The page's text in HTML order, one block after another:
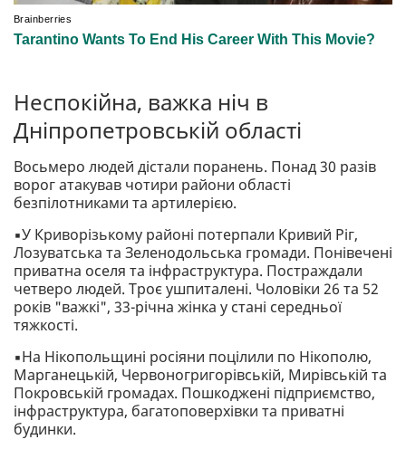
Неспокійна, важка ніч в
Дніпропетровській області
Восьмеро людей дістали поранень. Понад 30 разів
ворог атакував чотири райони області
безпілотниками та артилерією.
▪️У Криворізькому районі потерпали Кривий Ріг,
Лозуватська та Зеленодольська громади. Понівечені
приватна оселя та інфраструктура. Постраждали
четверо людей. Троє ушпиталені. Чоловіки 26 та 52
років "важкі", 33-річна жінка у стані середньої
тяжкості.
▪️На Нікопольщині росіяни поцілили по Нікополю,
Марганецькій, Червоногригорівській, Мирівській та
Покровській громадах. Пошкоджені підприємство,
інфраструктура, багатоповерхівки та приватні
будинки.